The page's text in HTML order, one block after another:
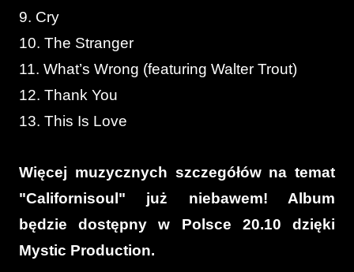
9. Cry
10. The Stranger
11. What’s Wrong (featuring Walter Trout)
12. Thank You
13. This Is Love
Więcej muzycznych szczegółów na temat
"Californisoul" już niebawem! Album
będzie dostępny w Polsce 20.10 dzięki
Mystic Production.